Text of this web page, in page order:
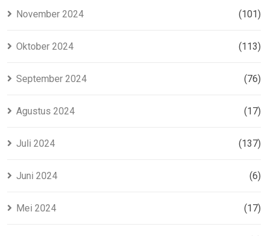
November 2024 (101)
Oktober 2024 (113)
September 2024 (76)
Agustus 2024 (17)
Juli 2024 (137)
Juni 2024 (6)
Mei 2024 (17)